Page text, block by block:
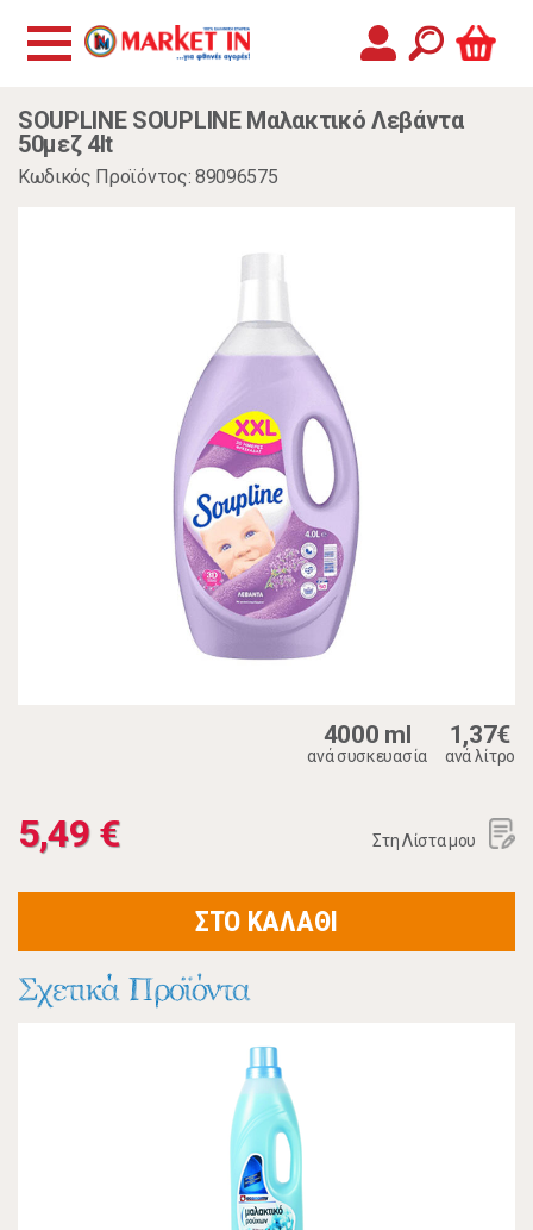
SOUPLINE SOUPLINE Μαλακτικό Λεβάντα
50μεζ 4lt
Κωδικός Προϊόντος: 89096575
4000 ml
ανά συσκευασία
1,37€
ανά λίτρο
5,49 € Στη Λίστα μου
ΣΤΟ ΚΑΛΑΘΙ
Σχετικά Προϊόντα